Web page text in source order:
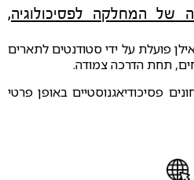
של המחלקה לפסיכולוגיה,
פועלת על ידי סטודנטים לתארים
תחת הדרכה צמודה.
פסיכודיאגנוסטיים באופן פרטי